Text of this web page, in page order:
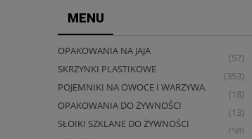
MENU
OPAKOWANIA NA JAJA
(57)
SKRZYNKI PLASTIKOWE
(353)
POJEMNIKI NA OWOCE I WARZYWA
(18)
OPAKOWANIA DO ŻYWNOŚCI
(13)
SŁOIKI SZKLANE DO ŻYWNOŚCI
(58)